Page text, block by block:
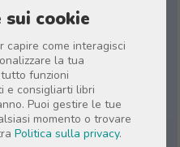
cookie
capire come interagisci
la tua
funzioni
e consigliarti libri
Puoi gestire le tue
momento o trovare
Politica sulla privacy.
di
"Il mio Battesimo"
foto dei momenti più
vede il bambino o la